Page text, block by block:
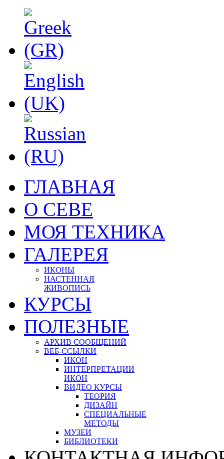
ГЛАВНАЯ
О СЕВЕ
МОЯ ТЕХНИКА
ГАЛЕРЕЯ
ИКОНЫ
НАСТЕННАЯ
ЖИВОПИСЬ
КУРСЫ
ПОЛЕЗНЫЕ
АРХИВ СООБЩЕНИЙ
ВЕБ-ССЫЛКИ
ИКОН
ИНТЕРПРЕТАЦИИ
ИКОН
ВИДЕО КУРСЫ
ТЕОРИЯ
ДИЗАЙН
СПЕЦИАЛЬНЫЕ
МЕТОДЫ
МУЗЕИ
БИБЛИОТЕКИ